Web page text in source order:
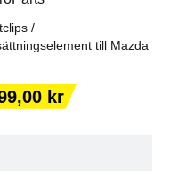
/
till Mazda
kr